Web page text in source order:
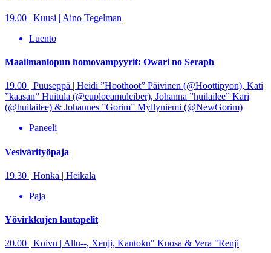
19.00 | Kuusi | Aino Tegelman
Luento
Maailmanlopun homovampyyrit: Owari no Seraph
19.00 | Puuseppä | Heidi ”Hoothoot” Päivinen (@Hoottipyon), Kati
”kaasan” Huitula (@euploeamulciber), Johanna ”huilailee” Kari
(@huilailee) & Johannes ”Gorim” Myllyniemi (@NewGorim)
Paneeli
Vesivärityöpaja
19.30 | Honka | Heikala
Paja
Yövirkkujen lautapelit
20.00 | Koivu | Allu--, Xenji, Kantoku" Kuosa & Vera "Renji